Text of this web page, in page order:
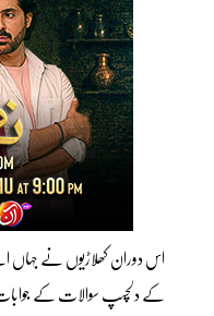
اس دوران کھلاڑیوں نے جہاں
کے دلچسپ سوالات کے